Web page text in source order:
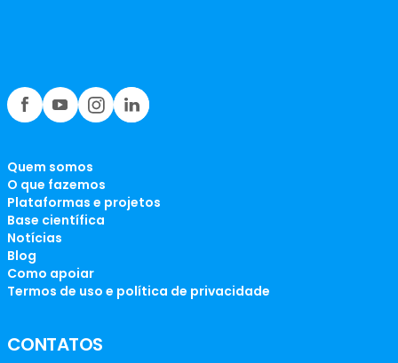
Quem somos
O que fazemos
Plataformas e projetos
Base científica
Notícias
Blog
Como apoiar
Termos de uso e política de privacidade
CONTATOS